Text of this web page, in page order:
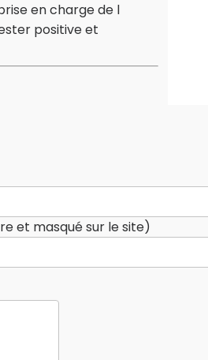
en charge de l
positive et
et masqué sur le site)